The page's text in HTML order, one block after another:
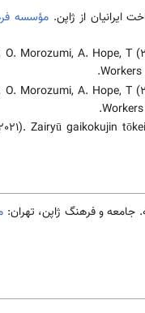
مؤسسه
O. Morozumi, A. Hope, T
O. Morozumi, A. Hope, T
Zairyū gaikokujin